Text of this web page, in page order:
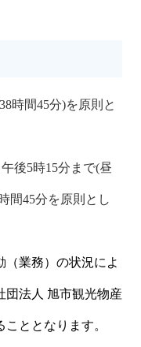
38時間45分)を原則と
後5時15分まで(昼
間45分を原則とし
業務）の状況によ
団法人 旭市観光物産
ととなります。